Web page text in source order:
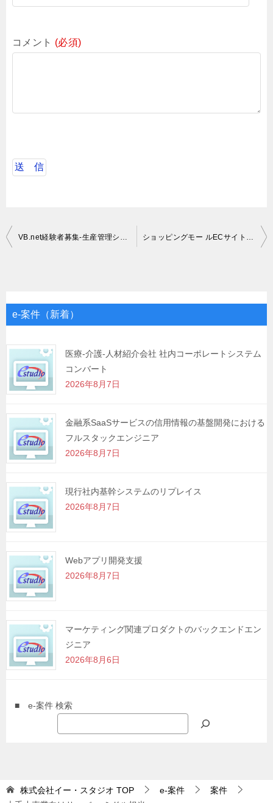
コメント (必須)
投
ゲ
シ
ョ
ン
VB.net経験者募集-生産管理システム構築 ショッピングモー ルECサイト次期システム開発
e-案件（新着）
医療-介護-人材紹介会社 社内コーポレートシステム
コンバート
2026年8月7日
金融系SaaSサービスの信用情報の基盤開発における
フルスタックエンジニア
2026年8月7日
現行社内基幹システムのリプレイス
2026年8月7日
Webアプリ開発支援
2026年8月7日
マーケティング関連プロダクトのバックエンドエン
ジニア
2026年8月6日
■ e-案件 検索
株式会社イー・スタジオ TOP e-案件
案件